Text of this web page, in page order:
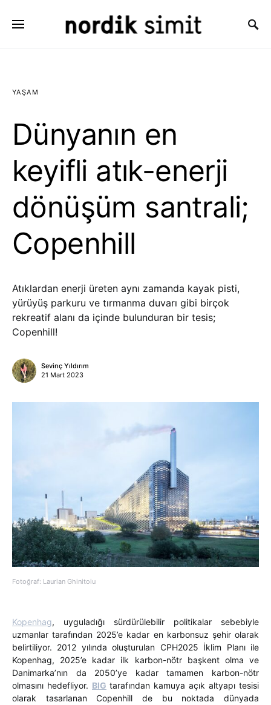
Fotoğraf: Laurian Ghinitoiu
YAŞAM
Dünyanın en
keyifli atık-enerji
dönüşüm santrali;
Copenhill
Atıklardan enerji üreten aynı zamanda kayak pisti,
yürüyüş parkuru ve tırmanma duvarı gibi birçok
rekreatif alanı da içinde bulunduran bir tesis;
Copenhill!
Sevinç Yıldırım
21 Mart 2023
Kopenhag, uyguladığı sürdürülebilir politikalar sebebiyle
uzmanlar tarafından 2025’e kadar en karbonsuz şehir olarak
belirtiliyor. 2012 yılında oluşturulan CPH2025 İklim Planı ile
Kopenhag, 2025’e kadar ilk karbon-nötr başkent olma ve
Danimarka’nın da 2050’ye kadar tamamen karbon-nötr
olmasını hedefliyor. BIG tarafından kamuya açık altyapı tesisi
olarak tasarlanan Copenhill de bu noktada dünyada